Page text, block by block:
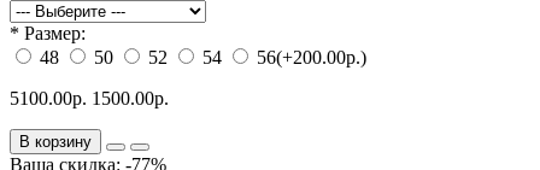
* Размер:
48
50 52 54 56(+200.00р.)
5100.00р. 1500.00р.
В корзину
Ваша скидка: -77%